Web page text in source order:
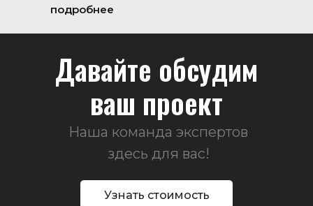
подробнее
Давайте обсудим
ваш проект
Наша команда экспертов
здесь для вас!
Узнать стоимость